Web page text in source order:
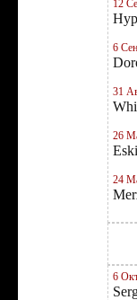
12
6
31
26
24
6